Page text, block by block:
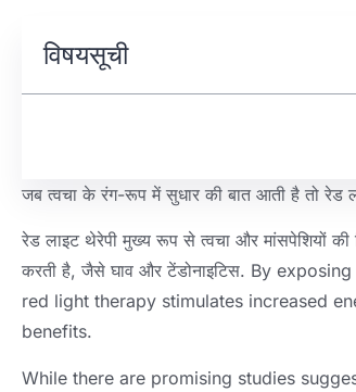
विषयसूची
जब त्वचा के रंग-रूप में सुधार की बात आती है तो रेड
रेड लाइट थेरेपी मुख्य रूप से त्वचा और मांसपेशियों
करती है, जैसे घाव और टेंडोनाइटिस. By
red light therapy stimulates increased
benefits.
While there are promising studies